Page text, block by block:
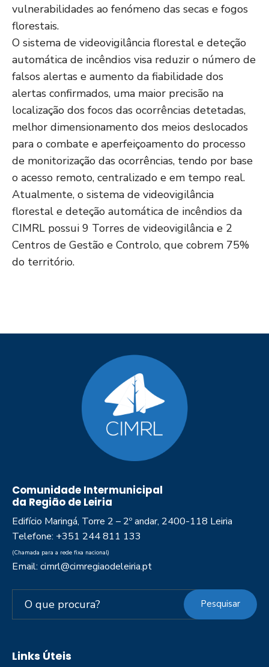
vulnerabilidades ao fenómeno das secas e fogos
florestais.
O sistema de videovigilância florestal e deteção
automática de incêndios visa reduzir o número de
falsos alertas e aumento da fiabilidade dos
alertas confirmados, uma maior precisão na
localização dos focos das ocorrências detetadas,
melhor dimensionamento dos meios deslocados
para o combate e aperfeiçoamento do processo
de monitorização das ocorrências, tendo por base
o acesso remoto, centralizado e em tempo real.
Atualmente, o sistema de videovigilância
florestal e deteção automática de incêndios da
CIMRL possui 9 Torres de videovigilância e 2
Centros de Gestão e Controlo, que cobrem 75%
do território.
Comunidade Intermunicipal
da Região de Leiria
Edifício Maringá, Torre 2 – 2º andar, 2400-118 Leiria
Telefone: +351 244 811 133
(Chamada para a rede fixa nacional)
Email: cimrl@cimregiaodeleiria.pt
Pesquisar
Links Úteis